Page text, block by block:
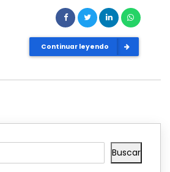
Continuar leyendo
Buscar